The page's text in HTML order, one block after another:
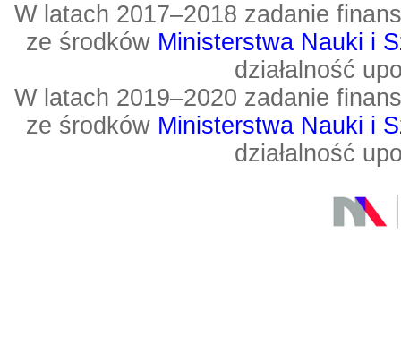
W latach 2017–2018 zadanie
ze środków Ministerstwa Nauki i
działalność
W latach 2019–2020 zadanie
ze środków Ministerstwa Nauki i
działalność